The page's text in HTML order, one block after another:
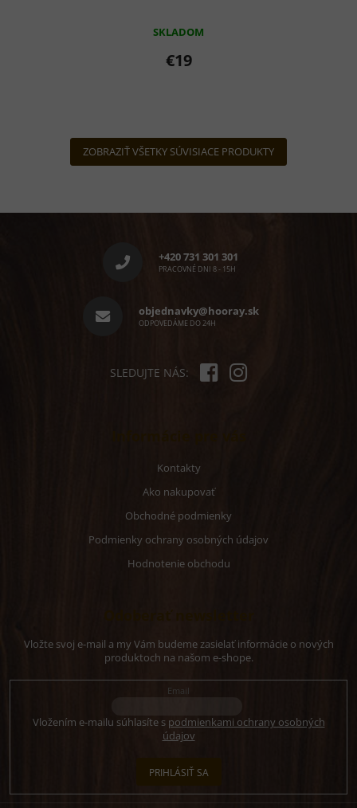
SKLADOM
€19
ZOBRAZIŤ VŠETKY SÚVISIACE PRODUKTY
Z
+420 731 301 301
PRACOVNÉ DNI 8 - 15H
objednavky@hooray.sk
ODPOVEDÁME DO 24H
SLEDUJTE NÁS:
Kontakty
Ako nakupovať
Obchodné podmienky
Podmienky ochrany osobných údajov
Hodnotenie obchodu
Vložte svoj e-mail a my Vám budeme zasielať informácie o nových
produktoch na našom e-shope.
Email
Vložením e-mailu súhlasíte s podmienkami ochrany osobných
údajov
PRIHLÁSIŤ SA